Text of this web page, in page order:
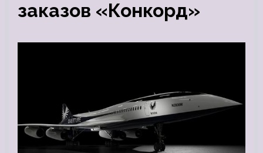
заказов «Конкорд»